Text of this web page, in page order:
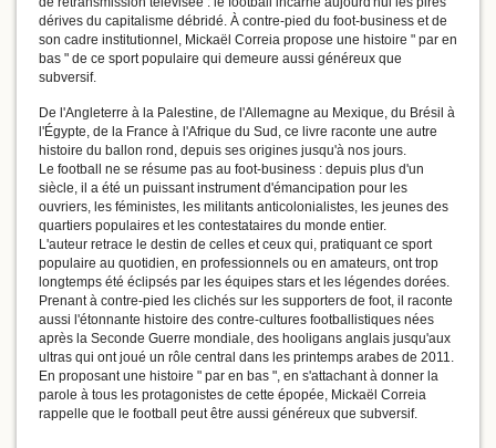
dérives du capitalisme débridé. À contre-pied du foot-business et de
son cadre institutionnel, Mickaël Correia propose une histoire " par en
bas " de ce sport populaire qui demeure aussi généreux que
subversif.
De l'Angleterre à la Palestine, de l'Allemagne au Mexique, du Brésil à
l'Égypte, de la France à l'Afrique du Sud, ce livre raconte une autre
histoire du ballon rond, depuis ses origines jusqu'à nos jours.
Le football ne se résume pas au foot-business : depuis plus d'un
siècle, il a été un puissant instrument d'émancipation pour les
ouvriers, les féministes, les militants anticolonialistes, les jeunes des
quartiers populaires et les contestataires du monde entier.
L'auteur retrace le destin de celles et ceux qui, pratiquant ce sport
populaire au quotidien, en professionnels ou en amateurs, ont trop
longtemps été éclipsés par les équipes stars et les légendes dorées.
Prenant à contre-pied les clichés sur les supporters de foot, il raconte
aussi l'étonnante histoire des contre-cultures footballistiques nées
après la Seconde Guerre mondiale, des hooligans anglais jusqu'aux
ultras qui ont joué un rôle central dans les printemps arabes de 2011.
En proposant une histoire " par en bas ", en s'attachant à donner la
parole à tous les protagonistes de cette épopée, Mickaël Correia
rappelle que le football peut être aussi généreux que subversif.